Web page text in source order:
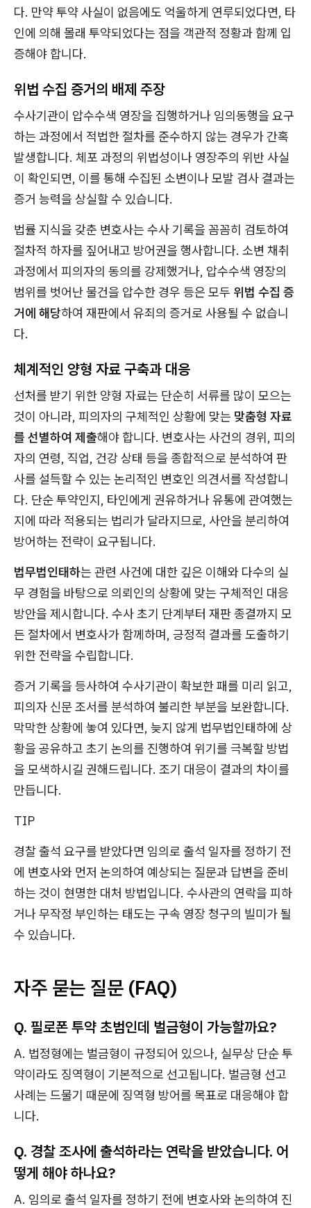
다. 만약 투약 사실이 없음에도 억울하게 연루되었다면, 타
인에 의해 몰래 투약되었다는 점을 객관적 정황과 함께 입
증해야 합니다.
위법 수집 증거의 배제 주장
수사기관이 압수수색 영장을 집행하거나 임의동행을 요구
하는 과정에서 적법한 절차를 준수하지 않는 경우가 간혹
발생합니다. 체포 과정의 위법성이나 영장주의 위반 사실
이 확인되면, 이를 통해 수집된 소변이나 모발 검사 결과는
증거 능력을 상실할 수 있습니다.
법률 지식을 갖춘 변호사는 수사 기록을 꼼꼼히 검토하여
절차적 하자를 짚어내고 방어권을 행사합니다. 소변 채취
과정에서 피의자의 동의를 강제했거나, 압수수색 영장의
범위를 벗어난 물건을 압수한 경우 등은 모두 위법 수집 증
거에 해당하여 재판에서 유죄의 증거로 사용될 수 없습니
다.
체계적인 양형 자료 구축과 대응
선처를 받기 위한 양형 자료는 단순히 서류를 많이 모으는
것이 아니라, 피의자의 구체적인 상황에 맞는 맞춤형 자료
를 선별하여 제출해야 합니다. 변호사는 사건의 경위, 피의
자의 연령, 직업, 건강 상태 등을 종합적으로 분석하여 판
사를 설득할 수 있는 논리적인 변호인 의견서를 작성합니
다. 단순 투약인지, 타인에게 권유하거나 유통에 관여했는
지에 따라 적용되는 법리가 달라지므로, 사안을 분리하여
방어하는 전략이 요구됩니다.
법무법인태하는 관련 사건에 대한 깊은 이해와 다수의 실
무 경험을 바탕으로 의뢰인의 상황에 맞는 구체적인 대응
방안을 제시합니다. 수사 초기 단계부터 재판 종결까지 모
든 절차에서 변호사가 함께하며, 긍정적 결과를 도출하기
위한 전략을 수립합니다.
증거 기록을 등사하여 수사기관이 확보한 패를 미리 읽고,
피의자 신문 조서를 분석하여 불리한 부분을 보완합니다.
막막한 상황에 놓여 있다면, 늦지 않게 법무법인태하에 상
황을 공유하고 초기 논의를 진행하여 위기를 극복할 방법
을 모색하시길 권해드립니다. 조기 대응이 결과의 차이를
만듭니다.
TIP
경찰 출석 요구를 받았다면 임의로 출석 일자를 정하기 전
에 변호사와 먼저 논의하여 예상되는 질문과 답변을 준비
하는 것이 현명한 대처 방법입니다. 수사관의 연락을 피하
거나 무작정 부인하는 태도는 구속 영장 청구의 빌미가 될
수 있습니다.
자주 묻는 질문 (FAQ)
Q. 필로폰 투약 초범인데 벌금형이 가능할까요?
A. 법정형에는 벌금형이 규정되어 있으나, 실무상 단순 투
약이라도 징역형이 기본적으로 선고됩니다. 벌금형 선고
사례는 드물기 때문에 징역형 방어를 목표로 대응해야 합
니다.
Q. 경찰 조사에 출석하라는 연락을 받았습니다. 어
떻게 해야 하나요?
A. 임의로 출석 일자를 정하기 전에 변호사와 논의하여 진